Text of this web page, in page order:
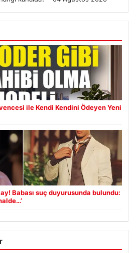
ile Kendi Kendini Ödeyen Yeni
Babası suç duyurusunda bulundu: